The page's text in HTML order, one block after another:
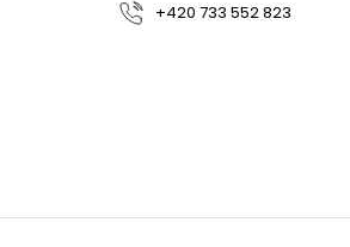
+420 733 552 823